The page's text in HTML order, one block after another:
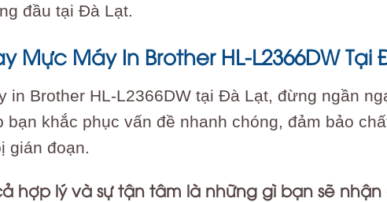
đầu tại Đà Lạt.
Mực Máy In Brother HL-L2366DW Tại
in Brother HL-L2366DW tại Đà Lạt, đừng ngần
bạn khắc phục vấn đề nhanh chóng, đảm bảo
gián đoạn.
hợp lý và sự tận tâm là những gì bạn sẽ